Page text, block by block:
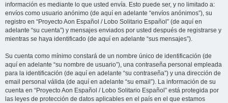
información es mediante lo que usted envía. Esto puede ser, y no limitado a:
envíos como usuario anónimo (de aquí en adelante “envíos anónimos”), su
registro en “Proyecto Aon Español / Lobo Solitario Español” (de aquí en
adelante “su cuenta”) y mensajes enviados por usted después de registrarse y
mientras se haya identificado (de aquí en adelante “sus mensajes”).
Su cuenta como mínimo constará de un nombre único de identificación (de
aquí en adelante “su nombre de usuario”), una contraseña personal empleada
para la identificación (de aquí en adelante “su contraseña”) y una dirección de
email personal válida (de aquí en adelante “su email”). La información de su
cuenta en “Proyecto Aon Español / Lobo Solitario Español” está protegida por
las leyes de protección de datos aplicables en el país en el que estamos